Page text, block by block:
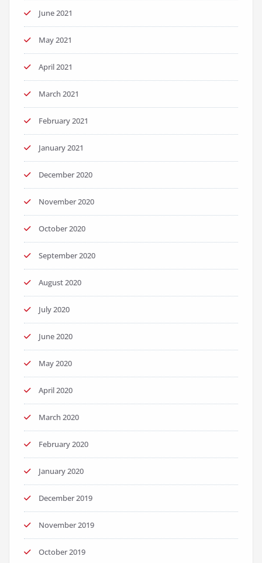
June 2021
May 2021
April 2021
March 2021
February 2021
January 2021
December 2020
November 2020
October 2020
September 2020
August 2020
July 2020
June 2020
May 2020
April 2020
March 2020
February 2020
January 2020
December 2019
November 2019
October 2019